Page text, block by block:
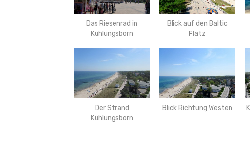
Das Riesenrad in
Kühlungsborn
Blick auf den Baltic
Platz
Der Strand
Kühlungsborn
Blick Richtung Westen